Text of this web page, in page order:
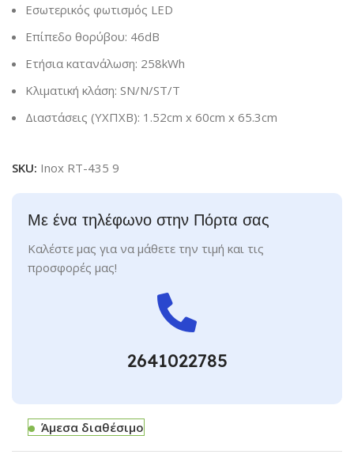
Εσωτερικός φωτισμός LED
Επίπεδο θορύβου: 46dB
Ετήσια κατανάλωση: 258kWh
Κλιματική κλάση: SΝ/Ν/SΤ/Τ
Διαστάσεις (ΥXΠXΒ): 1.52cm x 60cm x 65.3cm
SKU: Inox RT-435 9
Με ένα τηλέφωνο στην Πόρτα σας
Καλέστε μας για να μάθετε την τιμή και τις
προσφορές μας!
2641022785
Άμεσα διαθέσιμο